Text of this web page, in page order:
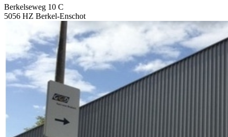
Berkelseweg 10 C
5056 HZ Berkel-Enschot